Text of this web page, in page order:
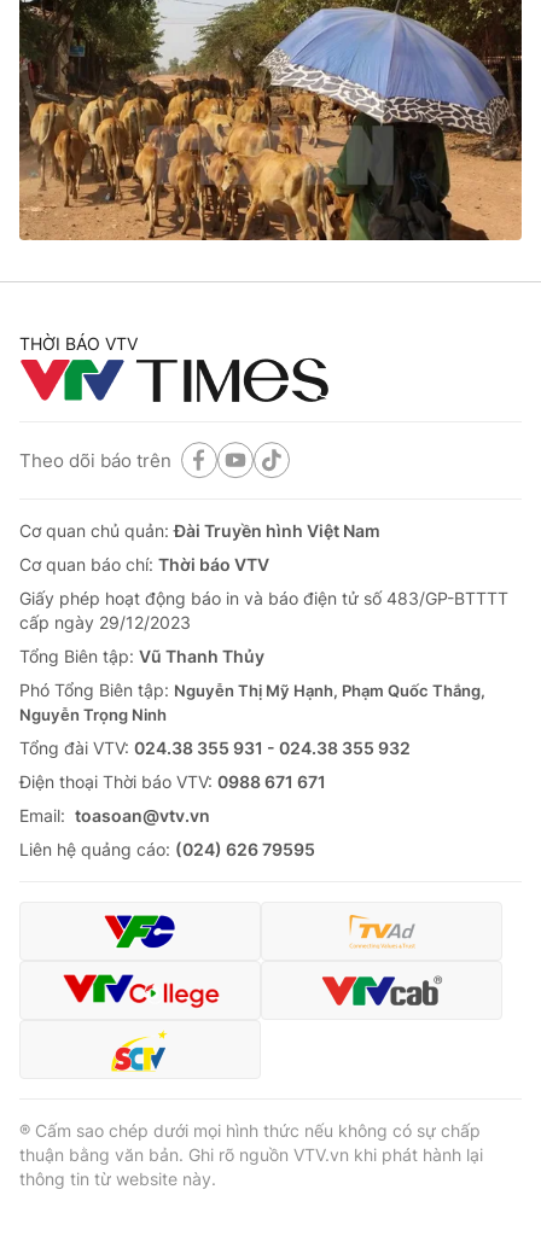
Giải sao mai
Sao
Làm đẹp
Chất lượng cuộc sống
Giáo dục
Tuyển sinh
Học trực tuyến
Công nghệ
Hitech Công nghệ tương lai
Sản phẩm
Thị trường
Tư vấn
Giao lưu trực tuyến
Lịch phát sóng
Emagazine Podcast
VTV Money VTV Thể thao
VTV Sức khoẻ
Thị trường 24h Tấm lòng Việt
VTV4 Vươn mình bằng AI
VTV9 VTV8
Liên hệ tòa soạn
THỜI BÁO VTV
Theo dõi báo trên
THỜI BÁO VTV
Theo dõi báo trên
Cơ quan chủ quản:Đài Truyền hình Việt Nam
Cơ quan báo chí: Thời báo VTV
Giấy phép hoạt động báo in và báo điện tử số 483/GP-BTTTT
cấp ngày 29/12/2023
Tổng Biên tập: Vũ Thanh Thủy
Phó Tổng Biên tập: Nguyễn Thị Mỹ Hạnh, Phạm Quốc Thắng,
Nguyễn Trọng Ninh
Tổng đài VTV: 024.38 355 931 - 024.38 355 932
Ðiện thoại Thời báo VTV: 0988 671 671
Email: toasoan@vtv.vn
Liên hệ quảng cáo: (024) 626 79595
® Cấm sao chép dưới mọi hình thức nếu không có sự chấp
thuận bằng văn bản. Ghi rõ nguồn VTV.vn khi phát hành lại
thông tin từ website này.